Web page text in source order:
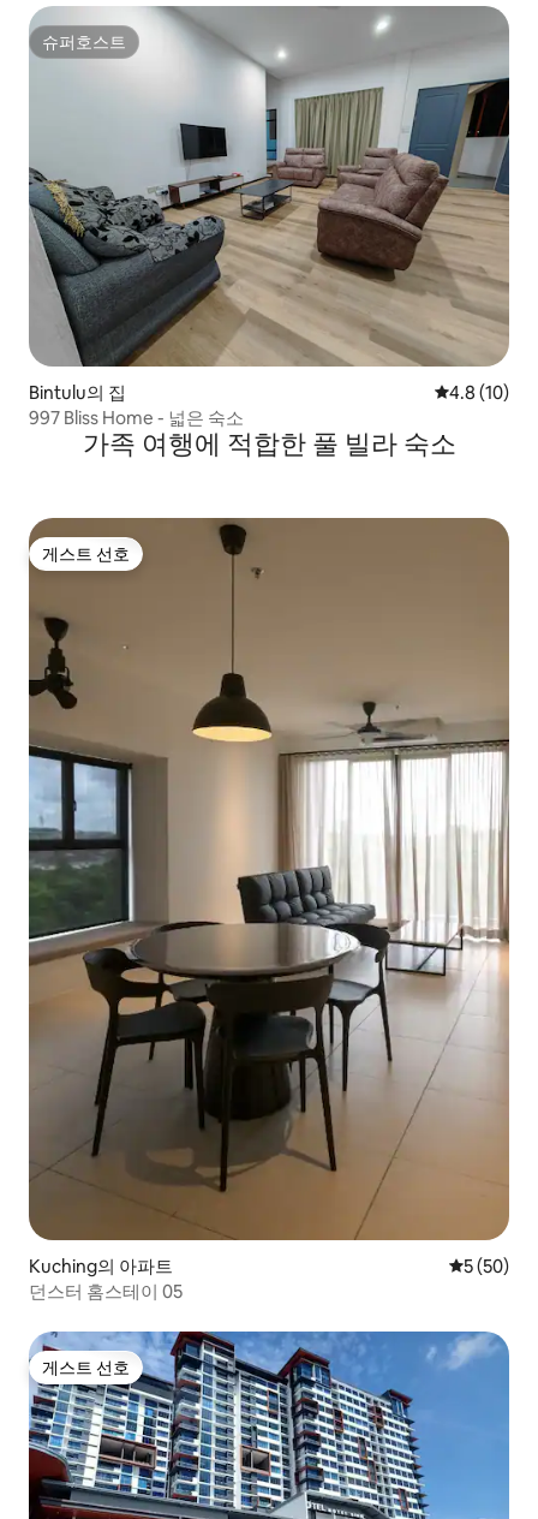
슈퍼호스트
슈퍼호스트
Bintulu의 집 평점 4.8점(5
4.8 (10)
997 Bliss Home - 넓은 숙소
가족 여행에 적합한 풀 빌라 숙소
게스트 선호
게스트 선호
Kuching의 아파트 평점 5점(5
5 (50)
던스터 홈스테이 05
게스트 선호
게스트 선호